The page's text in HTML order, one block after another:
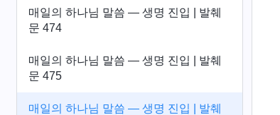
매일의 하나님 말씀 ― 생명 진입 | 발췌
문 474
매일의 하나님 말씀 ― 생명 진입 | 발췌
문 475
매일의 하나님 말씀 ― 생명 진입 | 발췌